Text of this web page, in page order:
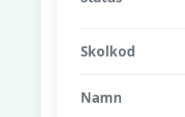
Skolkod
Namn